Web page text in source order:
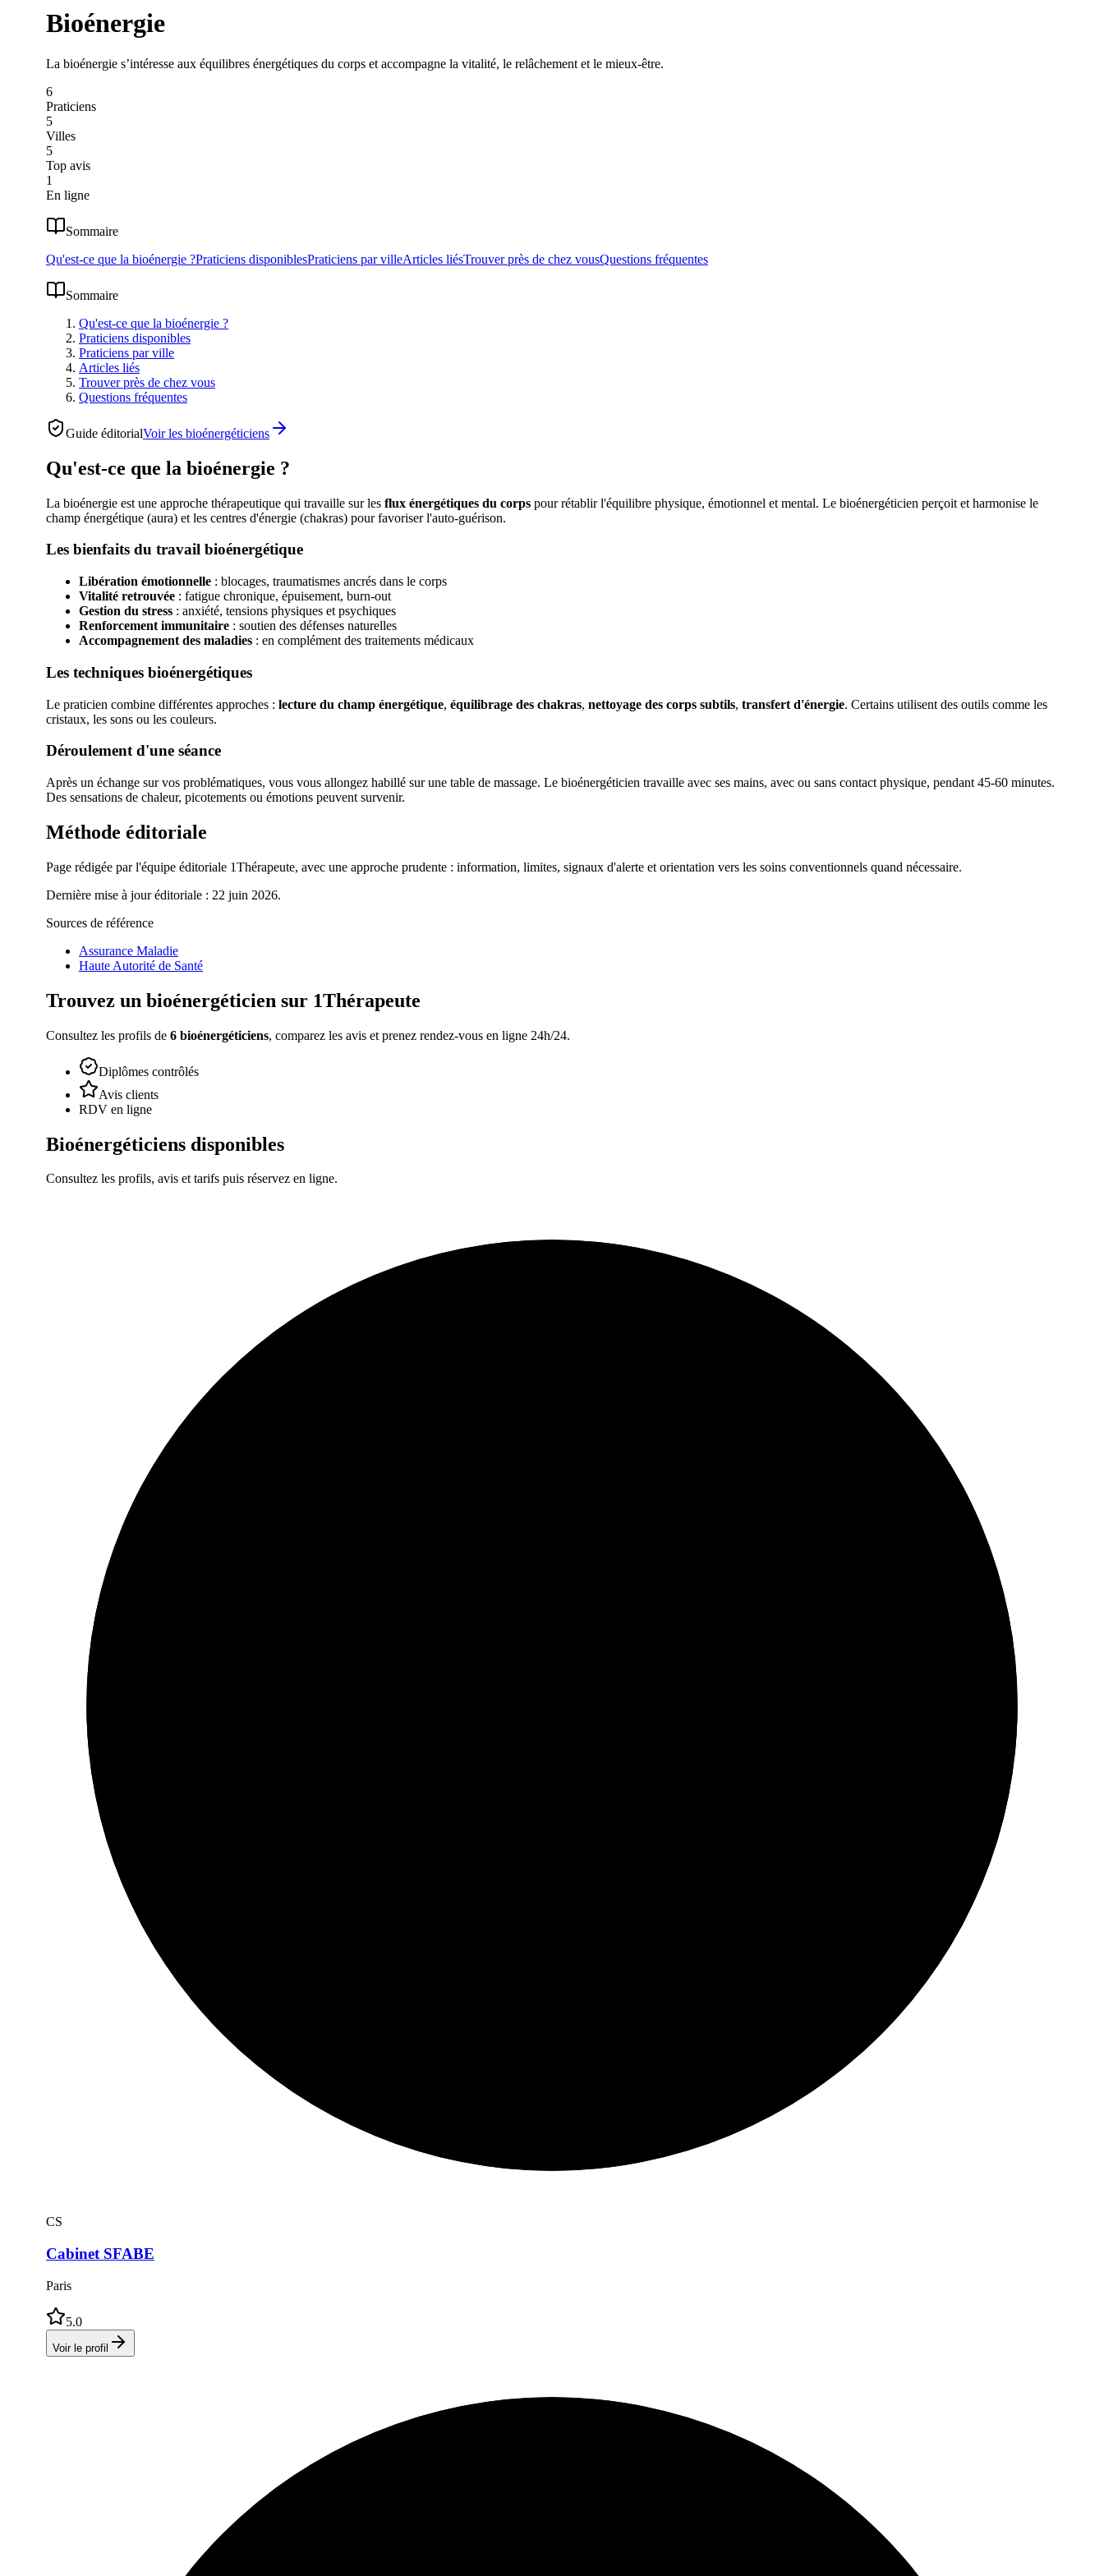
Bioénergie
La bioénergie s’intéresse aux équilibres énergétiques du corps et accompagne la vitalité, le relâchement et le mieux-être.
6
Praticiens
5
Villes
5
Top avis
1
En ligne
Sommaire
Qu'est-ce que la bioénergie ?Praticiens disponiblesPraticiens par villeArticles liésTrouver près de chez vousQuestions fréquentes
Sommaire
Qu'est-ce que la bioénergie ?
Praticiens disponibles
Praticiens par ville
Articles liés
Trouver près de chez vous
Questions fréquentes
Guide éditorialVoir les bioénergéticiens
Qu'est-ce que la bioénergie ?
La bioénergie est une approche thérapeutique qui travaille sur les flux énergétiques du corps pour rétablir l'équilibre physique, émotionnel et mental. Le bioénergéticien perçoit et harmonise le
champ énergétique (aura) et les centres d'énergie (chakras) pour favoriser l'auto-guérison.
Les bienfaits du travail bioénergétique
Libération émotionnelle : blocages, traumatismes ancrés dans le corps
Vitalité retrouvée : fatigue chronique, épuisement, burn-out
Gestion du stress : anxiété, tensions physiques et psychiques
Renforcement immunitaire : soutien des défenses naturelles
Accompagnement des maladies : en complément des traitements médicaux
Les techniques bioénergétiques
Le praticien combine différentes approches : lecture du champ énergétique, équilibrage des chakras, nettoyage des corps subtils, transfert d'énergie. Certains utilisent des outils comme les
cristaux, les sons ou les couleurs.
Déroulement d'une séance
Après un échange sur vos problématiques, vous vous allongez habillé sur une table de massage. Le bioénergéticien travaille avec ses mains, avec ou sans contact physique, pendant 45-60 minutes.
Des sensations de chaleur, picotements ou émotions peuvent survenir.
Méthode éditoriale
Page rédigée par l'équipe éditoriale 1Thérapeute, avec une approche prudente : information, limites, signaux d'alerte et orientation vers les soins conventionnels quand nécessaire.
Dernière mise à jour éditoriale : 22 juin 2026.
Sources de référence
Assurance Maladie
Haute Autorité de Santé
Trouvez un bioénergéticien sur 1Thérapeute
Consultez les profils de 6 bioénergéticiens, comparez les avis et prenez rendez-vous en ligne 24h/24.
Diplômes contrôlés
Avis clients
RDV en ligne
Bioénergéticiens disponibles
Consultez les profils, avis et tarifs puis réservez en ligne.
CS
Cabinet SFABE
Paris
5.0
Voir le profil